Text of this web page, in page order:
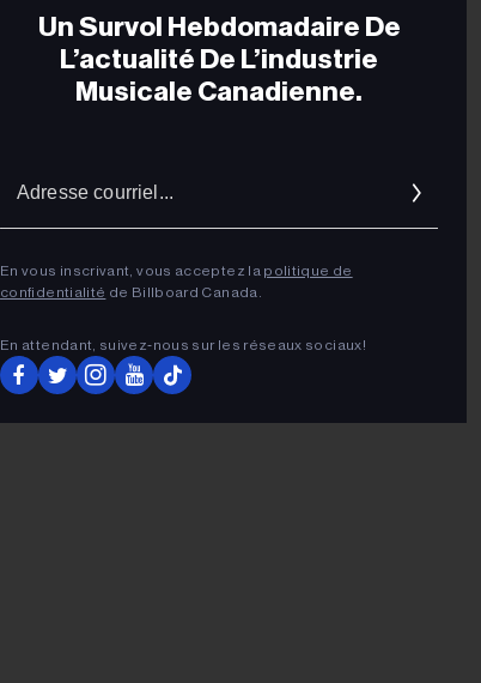
Un Survol Hebdomadaire De
L’actualité De L’industrie
Musicale Canadienne.
En vous inscrivant, vous acceptez la politique de
confidentialité de Billboard Canada.
En attendant, suivez‑nous sur les réseaux sociaux!